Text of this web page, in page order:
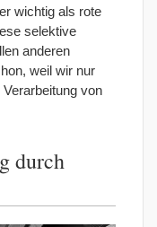
wichtig als rote
selektive
anderen
weil wir nur
von
durch